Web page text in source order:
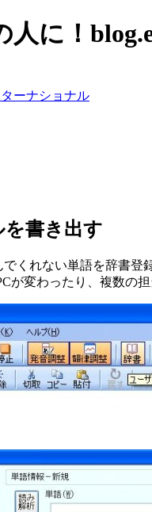
に！
ーナショナル
を書き出す
でくれない単語を辞書
が変わったり、複数の